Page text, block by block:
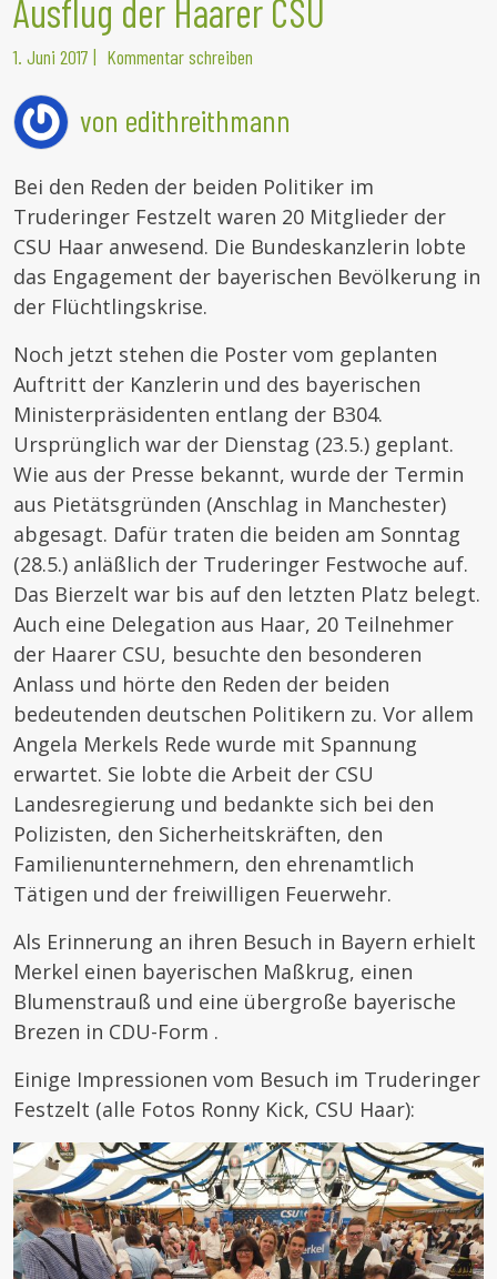
Ausflug der Haarer CSU
1. Juni 2017 | Kommentar schreiben
von edithreithmann
Bei den Reden der beiden Politiker im
Truderinger Festzelt waren 20 Mitglieder der
CSU Haar anwesend. Die Bundeskanzlerin lobte
das Engagement der bayerischen Bevölkerung in
der Flüchtlingskrise.
Noch jetzt stehen die Poster vom geplanten
Auftritt der Kanzlerin und des bayerischen
Ministerpräsidenten entlang der B304.
Ursprünglich war der Dienstag (23.5.) geplant.
Wie aus der Presse bekannt, wurde der Termin
aus Pietätsgründen (Anschlag in Manchester)
abgesagt. Dafür traten die beiden am Sonntag
(28.5.) anläßlich der Truderinger Festwoche auf.
Das Bierzelt war bis auf den letzten Platz belegt.
Auch eine Delegation aus Haar, 20 Teilnehmer
der Haarer CSU, besuchte den besonderen
Anlass und hörte den Reden der beiden
bedeutenden deutschen Politikern zu. Vor allem
Angela Merkels Rede wurde mit Spannung
erwartet. Sie lobte die Arbeit der CSU
Landesregierung und bedankte sich bei den
Polizisten, den Sicherheitskräften, den
Familienunternehmern, den ehrenamtlich
Tätigen und der freiwilligen Feuerwehr.
Als Erinnerung an ihren Besuch in Bayern erhielt
Merkel einen bayerischen Maßkrug, einen
Blumenstrauß und eine übergroße bayerische
Brezen in CDU-Form .
Einige Impressionen vom Besuch im Truderinger
Festzelt (alle Fotos Ronny Kick, CSU Haar):